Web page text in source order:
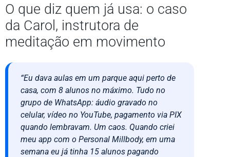
O que diz quem já usa: o caso
da Carol, instrutora de
meditação em movimento
“Eu dava aulas em um parque aqui perto de
casa, com 8 alunos no máximo. Tudo no
grupo de WhatsApp: áudio gravado no
celular, vídeo no YouTube, pagamento via PIX
quando lembravam. Um caos. Quando criei
meu app com o Personal Millbody, em uma
semana eu já tinha 15 alunos pagando